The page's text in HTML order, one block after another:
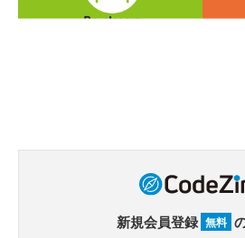
新規会員登録 無料